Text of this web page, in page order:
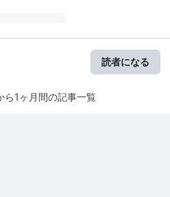
読者になる
1ヶ月間の記事一覧